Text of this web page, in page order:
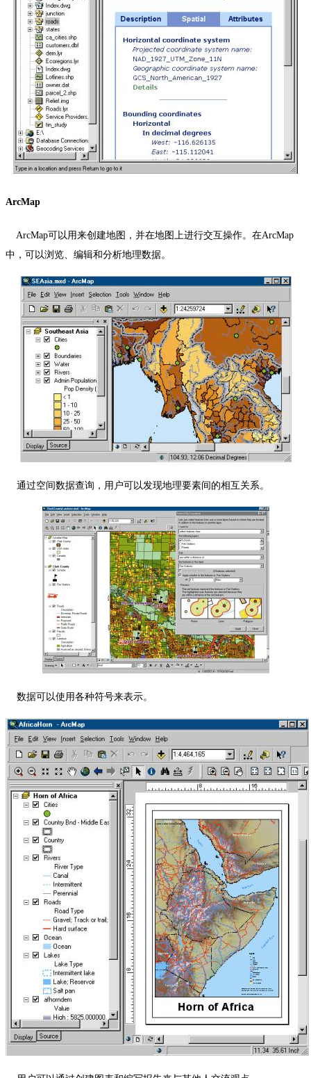
ArcMap
ArcMap可以用来创建地图，并在地图上进行交互操作。在ArcMap
中，可以浏览、编辑和分析地理数据。
通过空间数据查询，用户可以发现地理要素间的相互关系。
数据可以使用各种符号来表示。